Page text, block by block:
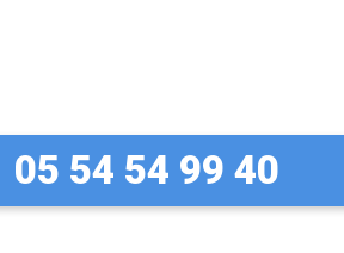
05 54 54 99 40